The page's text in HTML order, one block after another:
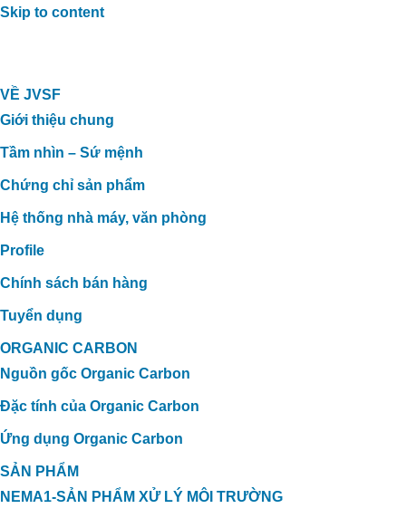
Skip to content
VỀ JVSF
Giới thiệu chung
Tầm nhìn – Sứ mệnh
Chứng chỉ sản phẩm
Hệ thống nhà máy, văn phòng
Profile
Chính sách bán hàng
Tuyển dụng
ORGANIC CARBON
Nguồn gốc Organic Carbon
Đặc tính của Organic Carbon
Ứng dụng Organic Carbon
SẢN PHẨM
NEMA1-SẢN PHẨM XỬ LÝ MÔI TRƯỜNG